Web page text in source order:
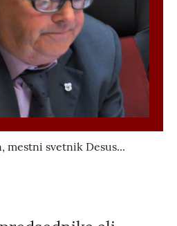
mestni svetnik Desus...